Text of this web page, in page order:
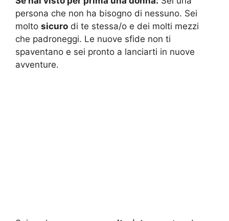
persona che non ha bisogno di nessuno. Sei
molto sicuro di te stessa/o e dei molti mezzi
che padroneggi. Le nuove sfide non ti
spaventano e sei pronto a lanciarti in nuove
avventure.